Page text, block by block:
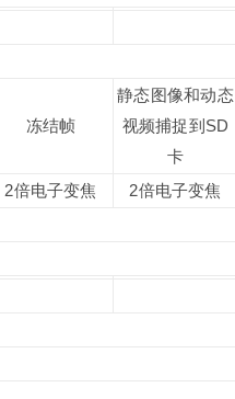
冻结帧
静态图像和动态
视频捕捉到SD
卡
2倍电子变焦
2倍电子变焦